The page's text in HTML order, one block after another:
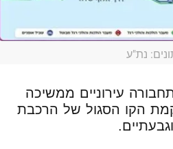
נת"ע
עירוניים ממשיכה
הקו הסגול של הרכבת